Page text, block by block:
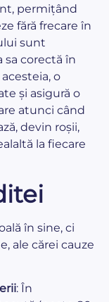
permițând
fără frecare în
sunt
sa corectă în
o
și asigură o
atunci când
devin roșii,
la fiecare
în sine, ci
ale cărei cauze
: În